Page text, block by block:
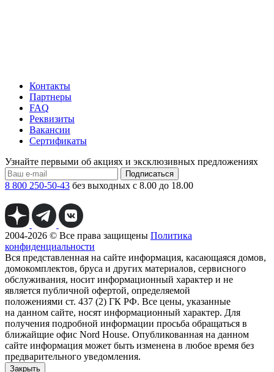
Контакты
Партнеры
FAQ
Реквизиты
Вакансии
Сертификаты
Узнайте первыми об акциях и эксклюзивных предложениях
Подписаться
8 800 250-50-43 без выходных с 8.00 до 18.00
2004-2026 © Все права защищены Политика
конфиденциальности
Вся представленная на сайте информация, касающаяся домов,
домокомплектов, бруса и других материалов, сервисного
обслуживания, носит информационный характер и не
является публичной офертой, определяемой
положениями ст. 437 (2) ГК РФ. Все цены, указанные
на данном сайте, носят информационный характер. Для
получения подробной информации просьба обращаться в
ближайщие офис Nord House. Опубликованная на данном
сайте информация может быть изменена в любое время без
предварительного уведомления.
Закрыть